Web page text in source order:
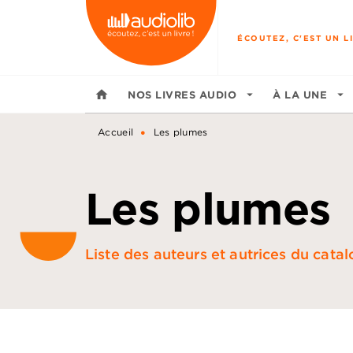
MENU RECHERCHE
ÉCOUTEZ, C'EST UN
home NOS LIVRES AUDIO arrow_drop_down À LA UNE arrow_drop_down
Accueil • Les plumes
Les plumes
Liste des auteurs et autrices du